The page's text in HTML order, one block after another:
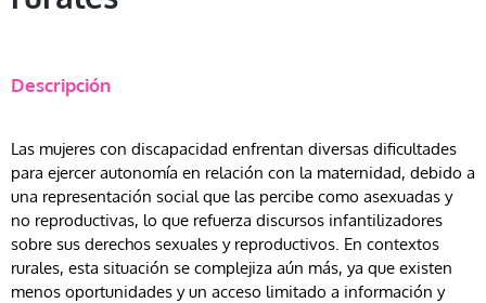
Descripción
Las mujeres con discapacidad enfrentan diversas dificultades
para ejercer autonomía en relación con la maternidad, debido a
una representación social que las percibe como asexuadas y
no reproductivas, lo que refuerza discursos infantilizadores
sobre sus derechos sexuales y reproductivos. En contextos
rurales, esta situación se complejiza aún más, ya que existen
menos oportunidades y un acceso limitado a información y